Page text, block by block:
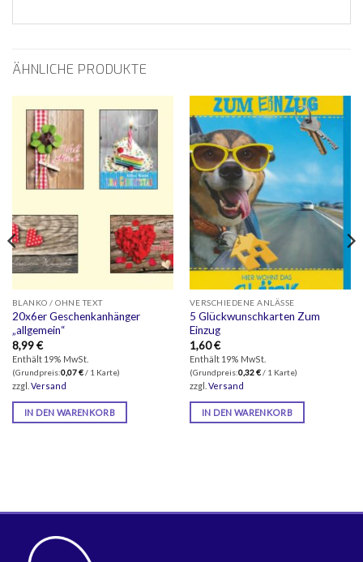
ÄHNLICHE PRODUKTE
BLANKO / OHNE TEXT
20x6er Geschenkanhänger
„allgemein“
8,99€
Enthält 19% MwSt.
(Grundpreis:0,07€/ 1 Karte)
zzgl. Versand
IN DEN WARENKORB
VERSCHIEDENE ANLÄSSE
5 Glückwunschkarten Zum
Einzug
1,60€
Enthält 19% MwSt.
(Grundpreis:0,32€/ 1 Karte)
zzgl. Versand
IN DEN WARENKORB